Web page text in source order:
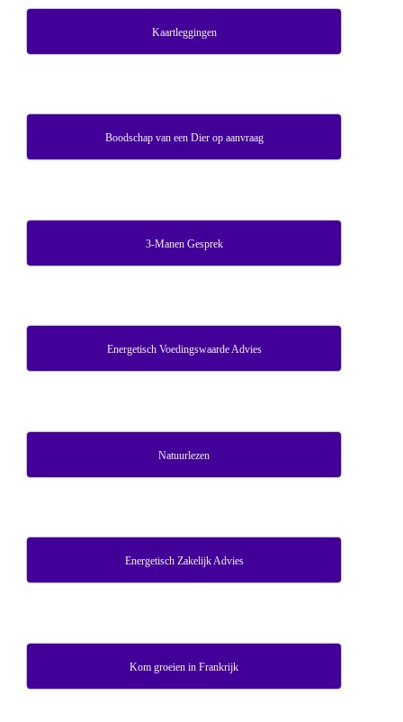
Kaartleggingen
Boodschap van een Dier op aanvraag
3-Manen Gesprek
Energetisch Voedingswaarde Advies
Natuurlezen
Energetisch Zakelijk Advies
Kom groeien in Frankrijk